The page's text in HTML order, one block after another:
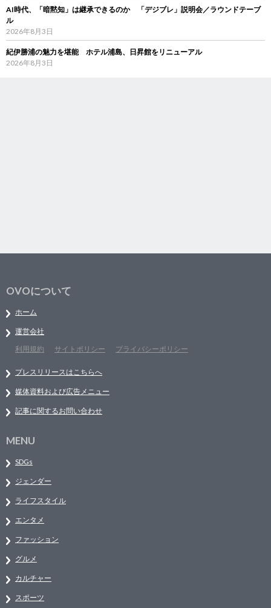
AI時代、「暗黙知」は継承できるのか 「デジブレ」説明会／ラウンドテーブ
ル
2026年8月3日
紀伊勝浦の魅力を堪能 ホテル浦島、日昇館をリニューアル
2026年8月3日
OVOについて
ホーム
運営会社
利用規約
サイトポリシー プライバシーポリシー
プレスリリースはこちらへ
媒体資料および広告メニュー
記事に関するお問い合わせ
MENU
SDGs
ジェンダー
ライフスタイル
エンタメ
ファッション
グルメ
カルチャー
スポーツ